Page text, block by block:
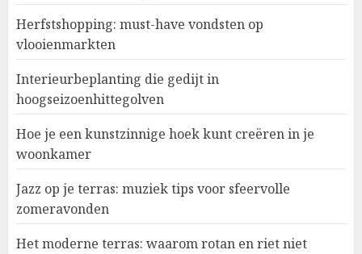
Herfstshopping: must-have vondsten op
vlooienmarkten
Interieurbeplanting die gedijt in
hoogseizoenhittegolven
Hoe je een kunstzinnige hoek kunt creëren in je
woonkamer
Jazz op je terras: muziek tips voor sfeervolle
zomeravonden
Het moderne terras: waarom rotan en riet niet